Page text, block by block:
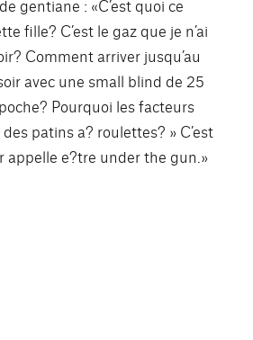
gentiane : «C’est quoi ce
fille? C’est le gaz que je n’ai
Comment arriver jusqu’au
avec une small blind de 25
Pourquoi les facteurs
patins a? roulettes? » C’est
appelle e?tre under the gun.»